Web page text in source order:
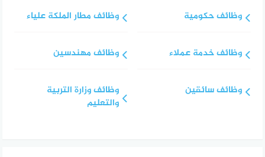
وظائف حكومية
وظائف خدمة عملاء
وظائف سائقين
وظائف مطار الملكة علياء
وظائف مهندسين
وظائف وزارة التربية
والتعليم